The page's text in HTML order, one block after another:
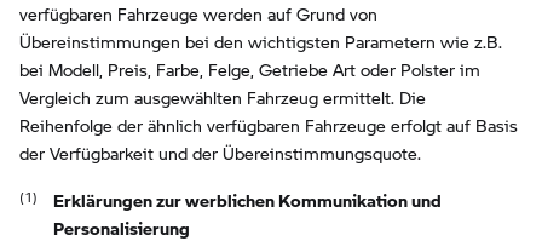
verfügbaren Fahrzeuge werden auf Grund von
Übereinstimmungen bei den wichtigsten Parametern wie z.B.
bei Modell, Preis, Farbe, Felge, Getriebe Art oder Polster im
Vergleich zum ausgewählten Fahrzeug ermittelt. Die
Reihenfolge der ähnlich verfügbaren Fahrzeuge erfolgt auf Basis
der Verfügbarkeit und der Übereinstimmungsquote.
Erklärungen zur werblichen Kommunikation und
Personalisierung